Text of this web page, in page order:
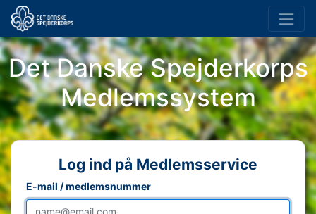
Det Danske Spejderkorps
Medlemssystem
Log ind på Medlemsservice
E-mail / medlemsnummer